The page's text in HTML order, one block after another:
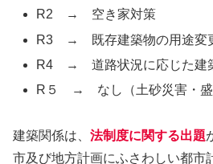
R2 → 空き家対策
R3 → 既存建築物の用途変
R4 → 道路状況に応じた建
R５ → なし（土砂災害・盛
建築関係は、 法制度に関する出題
市及び地方計画にふさわしい都市